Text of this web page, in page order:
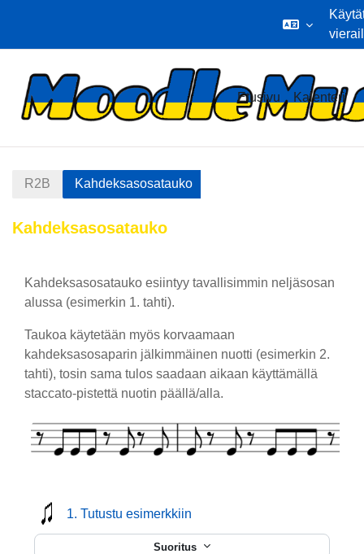
Etusivu Kalenteri
R2B Kahdeksasosatauko
Kahdeksasosatauko
Osion ääriviiva
Kahdeksasosatauko esiintyy tavallisimmin neljäsosan
alussa (esimerkin 1. tahti).
Taukoa käytetään myös korvaamaan
kahdeksasosaparin jälkimmäinen nuotti (esimerkin 2.
tahti), tosin sama tulos saadaan aikaan käyttämällä
staccato-pistettä nuotin päällä/alla.
1. Tutustu esimerkkiin
Suoritus